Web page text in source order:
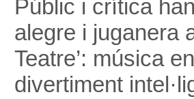
Públic i crítica
alegre i juganera
Teatre’: música
divertiment